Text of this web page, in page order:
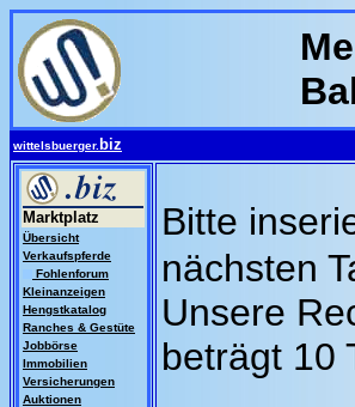
wittelsbuerger. biz
Marktplatz
Übersicht
Verkaufspferde
Fohlenforum
Kleinanzeigen
Hengstkatalog
Ranches & Gestüte
Jobbörse
Immobilien
Versicherungen
Auktionen
Bitte
nächsten
Unsere
beträgt 10